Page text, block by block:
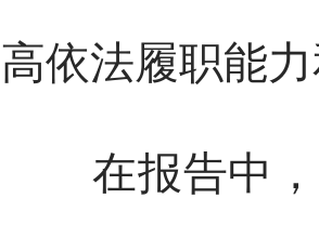
高依法履职能
在报告中，